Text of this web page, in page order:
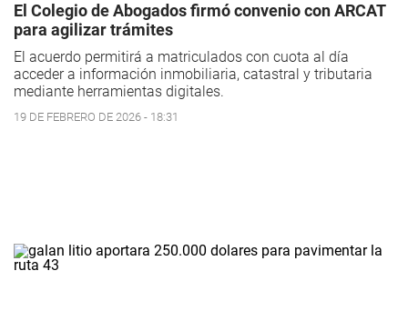
El Colegio de Abogados firmó convenio con ARCAT
para agilizar trámites
El acuerdo permitirá a matriculados con cuota al día
acceder a información inmobiliaria, catastral y tributaria
mediante herramientas digitales.
19 DE FEBRERO DE 2026 - 18:31